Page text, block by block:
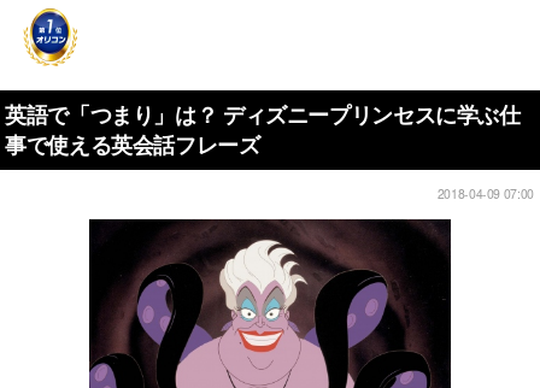
英語で「つまり」は？ ディズニープリンセスに学ぶ仕
事で使える英会話フレーズ
2018-04-09 07:00